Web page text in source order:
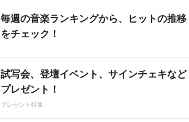
毎週の音楽ランキングから、ヒットの推移
をチェック！
試写会、登壇イベント、サインチェキなど
プレゼント！
プレゼント特集